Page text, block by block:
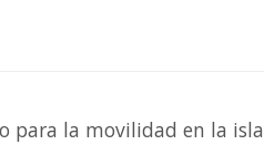
para la movilidad en la isla